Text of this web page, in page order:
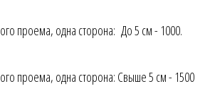
проема, одна сторона: До 5 см - 1000.
проема, одна сторона: Свыше 5 см - 1500